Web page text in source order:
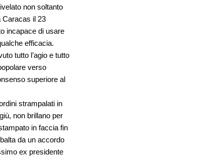
non soltanto
Caracas il 23
incapace di usare
efficacia.
tutto l’agio e tutto
verso
superiore al
strampalati in
non brillano per
in faccia fin
da un accordo
ex presidente